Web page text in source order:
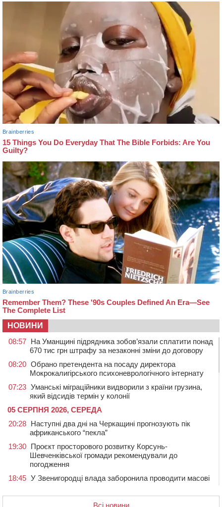
НОВИНИ
08:57 На Уманщині підрядника зобов’язали сплатити понад
670 тис грн штрафу за незаконні зміни до договору
08:20 Обрано претендента на посаду директора
Мокрокалигірського психоневрологічного інтернату
07:23 Уманські міграційники видворили з країни грузина,
який відсидів термін у колонії
05 СЕРПНЯ 2026, СЕРЕДА
20:28 Наступні два дні на Черкащині прогнозують пік
африканського “пекла”
19:30 Проєкт просторового розвитку Корсунь-
Шевченківської громади рекомендували до
погодження
18:45 У Звенигородці влада заборонила проводити масові
Боксерка з Черкащини готується до чемпіонату